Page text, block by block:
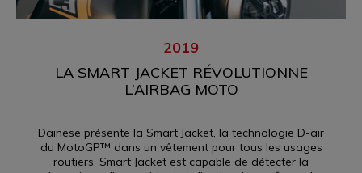
2019
LA SMART JACKET RÉVOLUTIONNE
L’AIRBAG MOTO
Dainese présente la Smart Jacket, la technologie D-air
du MotoGP™ dans un vêtement pour tous les usages
routiers. Smart Jacket est capable de détecter la